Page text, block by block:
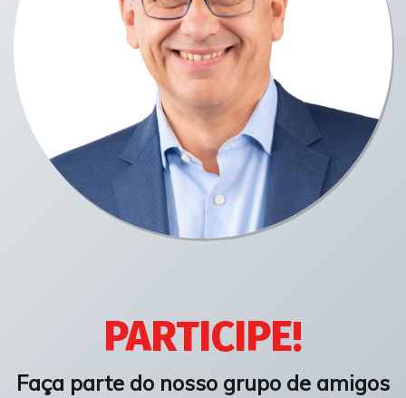
PARTICIPE!
Faça parte do nosso grupo de amigos